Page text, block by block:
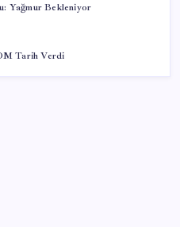
Yağmur Bekleniyor
Tarih Verdi